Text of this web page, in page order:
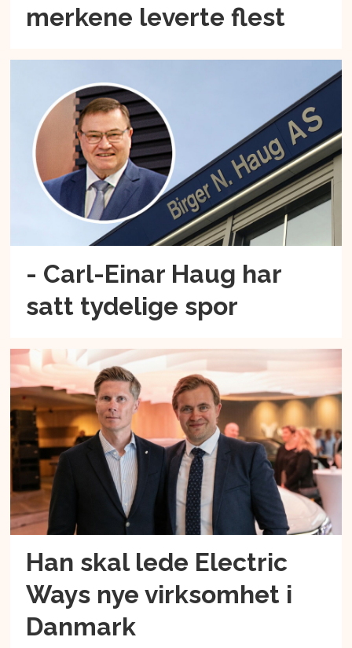
merkene leverte flest
- Carl-Einar Haug har
satt tydelige spor
Han skal lede Electric
Ways nye virksomhet i
Danmark